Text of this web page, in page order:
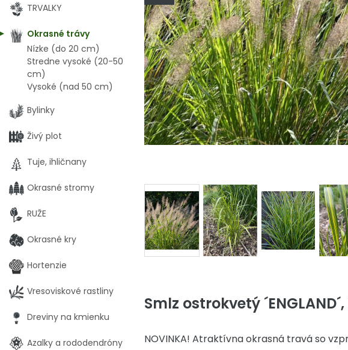
Smlz ostrokvetý
NOVINKA! Atraktívna okrasná travá so
TRVALKY
Okrasné trávy
Nízke (do 20 cm)
Stredne vysoké (20-50
cm)
Vysoké (nad 50 cm)
Bylinky
Živý plot
Tuje, ihličnany
Okrasné stromy
RUŽE
Okrasné kry
Hortenzie
Vresoviskové rastliny
Dreviny na kmienku
Azalky a rododendróny